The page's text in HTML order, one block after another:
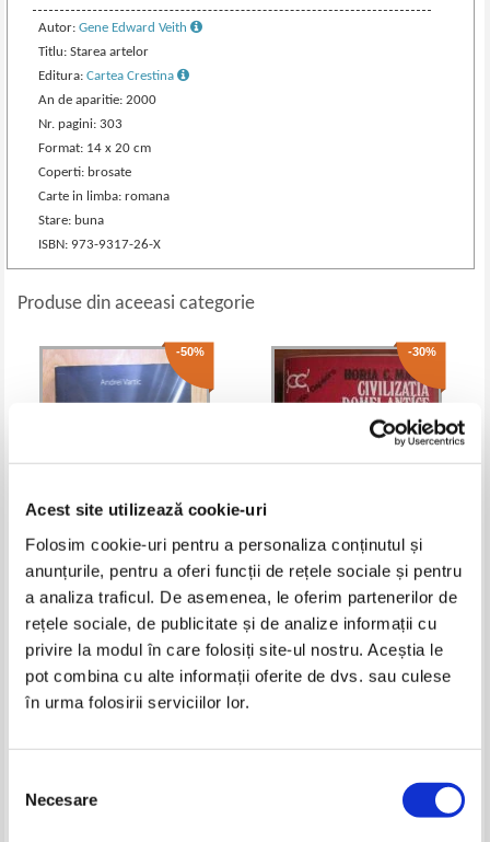
Acest site utilizează cookie-uri
Folosim cookie-uri pentru a personaliza conținutul și
anunțurile, pentru a oferi funcții de rețele sociale și pentru
a analiza traficul. De asemenea, le oferim partenerilor de
rețele sociale, de publicitate și de analize informații cu
privire la modul în care folosiți site-ul nostru. Aceștia le
pot combina cu alte informații oferite de dvs. sau culese
în urma folosirii serviciilor lor.
consimțământului
Necesare
Autor:Gene Edward Veith
Titlu: Starea artelor
Editura:Cartea Crestina
An de aparitie: 2000
Nr. pagini: 303
Format: 14 x 20 cm
Coperti: brosate
Carte in limba: romana
Stare: buna
ISBN: 973-9317-26-X
Produse din aceeasi categorie
-50%
privire la paleoinformatica
Pret:17,00Lei 8,50 Lei
Adaugă în coș
-30%
Romei antice
Pret:12,00Lei 8,40 Lei
Adaugă în coș